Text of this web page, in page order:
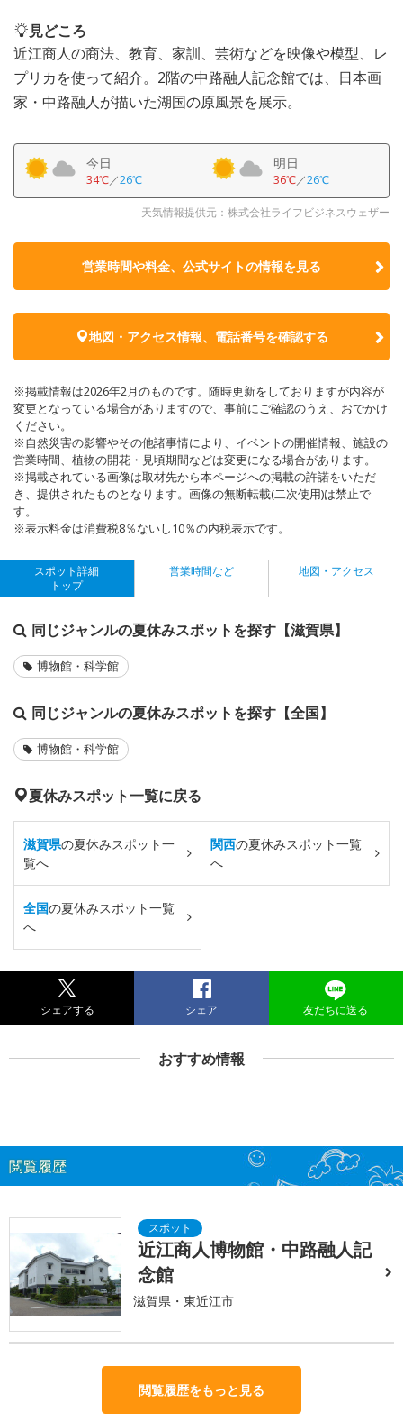
見どころ
近江商人の商法、教育、家訓、芸術などを映像や模型、レ
プリカを使って紹介。2階の中路融人記念館では、日本画
家・中路融人が描いた湖国の原風景を展示。
今日
34℃／26℃
明日
36℃／26℃
天気情報提供元：株式会社ライフビジネスウェザー
営業時間や料金、公式サイトの情報を見る
地図・アクセス情報、電話番号を確認する
※掲載情報は2026年2月のものです。随時更新をしておりますが内容が
変更となっている場合がありますので、事前にご確認のうえ、おでかけ
ください。
※自然災害の影響やその他諸事情により、イベントの開催情報、施設の
営業時間、植物の開花・見頃期間などは変更になる場合があります。
※掲載されている画像は取材先から本ページへの掲載の許諾をいただ
き、提供されたものとなります。画像の無断転載(二次使用)は禁止で
す。
※表示料金は消費税8％ないし10％の内税表示です。
スポット詳細
トップ
営業時間など 地図・アクセス
同じジャンルの夏休みスポットを探す【滋賀県】
博物館・科学館
同じジャンルの夏休みスポットを探す【全国】
博物館・科学館
夏休みスポット一覧に戻る
滋賀県の夏休みスポット一
覧へ
関西の夏休みスポット一覧
へ
全国の夏休みスポット一覧
へ
シェアする シェア 友だちに送る
おすすめ情報
閲覧履歴
近江商人博物館・中路融人記
念館
滋賀県・東近江市
閲覧履歴をもっと見る